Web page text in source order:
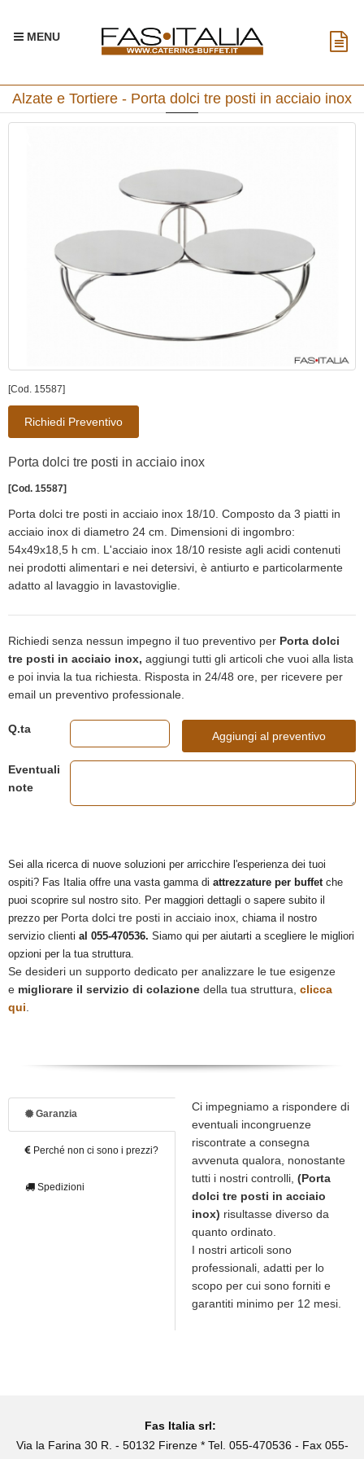
MENU
Alzate e Tortiere - Porta dolci tre posti in acciaio inox
[Cod. 15587]
Richiedi Preventivo
Porta dolci tre posti in acciaio inox
[Cod. 15587]
Porta dolci tre posti in acciaio inox 18/10. Composto da 3 piatti in
acciaio inox di diametro 24 cm. Dimensioni di ingombro:
54x49x18,5 h cm. L'acciaio inox 18/10 resiste agli acidi contenuti
nei prodotti alimentari e nei detersivi, è antiurto e particolarmente
adatto al lavaggio in lavastoviglie.
Richiedi senza nessun impegno il tuo preventivo per Porta dolci
tre posti in acciaio inox, aggiungi tutti gli articoli che vuoi alla lista
e poi invia la tua richiesta. Risposta in 24/48 ore, per ricevere per
email un preventivo professionale.
Q.ta
Aggiungi al preventivo
Eventuali
note
Sei alla ricerca di nuove soluzioni per arricchire l'esperienza dei tuoi
ospiti? Fas Italia offre una vasta gamma di attrezzature per buffetche
puoi scoprire sul nostro sito. Per maggiori dettagli o sapere subito il
prezzo per Porta dolci tre posti in acciaio inox, chiama il nostro
servizio clienti al 055-470536. Siamo qui per aiutarti a scegliere le migliori
opzioni per la tua struttura.
Se desideri un supporto dedicato per analizzare le tue esigenze
e migliorare il servizio di colazione della tua struttura, clicca
qui.
Garanzia
Perché non ci sono i prezzi?
Spedizioni
Ci impegniamo a rispondere di
eventuali incongruenze
riscontrate a consegna
avvenuta qualora, nonostante
tutti i nostri controlli, (Porta
dolci tre posti in acciaio
inox) risultasse diverso da
quanto ordinato.
I nostri articoli sono
professionali, adatti per lo
scopo per cui sono forniti e
garantiti minimo per 12 mesi.
Fas Italia srl:
Via la Farina 30 R. - 50132 Firenze * Tel. 055-470536 - Fax 055-